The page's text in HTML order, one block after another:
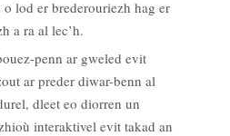
o lod er brederouriezh hag er
a ra al lec’h.
penn ar gweled evit
ar preder diwar-benn al
dleet eo diorren un
interaktivel evit takad an